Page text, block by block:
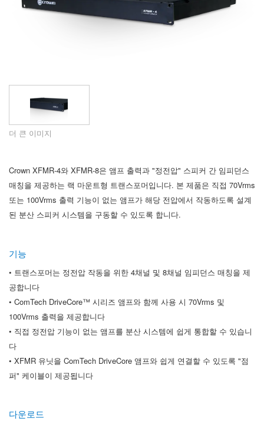
더 큰 이미지
Crown XFMR-4와 XFMR-8은 앰프 출력과 "정전압" 스피커 간 임피던스
매칭을 제공하는 랙 마운트형 트랜스포머입니다. 본 제품은 직접 70Vrms
또는 100Vrms 출력 기능이 없는 앰프가 해당 전압에서 작동하도록 설계
된 분산 스피커 시스템을 구동할 수 있도록 합니다.
기능
• 트랜스포머는 정전압 작동을 위한 4채널 및 8채널 임피던스 매칭을 제
공합니다
• ComTech DriveCore™ 시리즈 앰프와 함께 사용 시 70Vrms 및
100Vrms 출력을 제공합니다
• 직접 정전압 기능이 없는 앰프를 분산 시스템에 쉽게 통합할 수 있습니
다
• XFMR 유닛을 ComTech DriveCore 앰프와 쉽게 연결할 수 있도록 "점
퍼" 케이블이 제공됩니다
다운로드